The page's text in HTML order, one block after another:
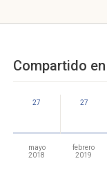
Compartido en
27
mayo
2018
27
febrero
2019